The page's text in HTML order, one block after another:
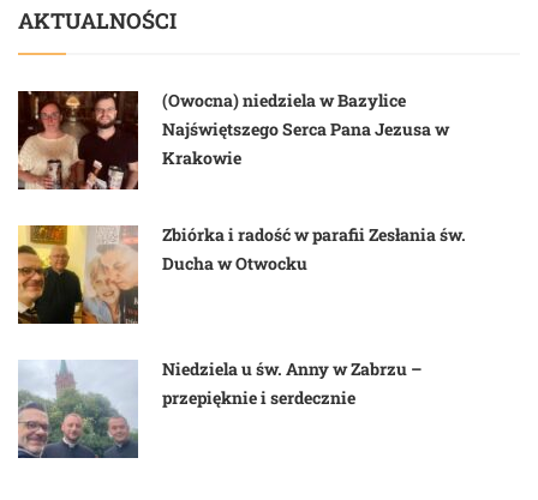
AKTUALNOŚCI
(Owocna) niedziela w Bazylice
Najświętszego Serca Pana Jezusa w
Krakowie
Zbiórka i radość w parafii Zesłania św.
Ducha w Otwocku
Niedziela u św. Anny w Zabrzu –
przepięknie i serdecznie